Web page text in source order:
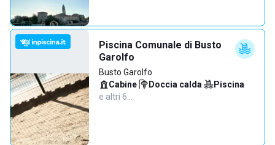
Piscina Comunale di Busto
Garolfo
Busto Garolfo
Cabine· Doccia calda· Piscina·
e altri 6…